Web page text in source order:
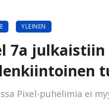
YLEINEN
7a
Pixel-puhelimia ei